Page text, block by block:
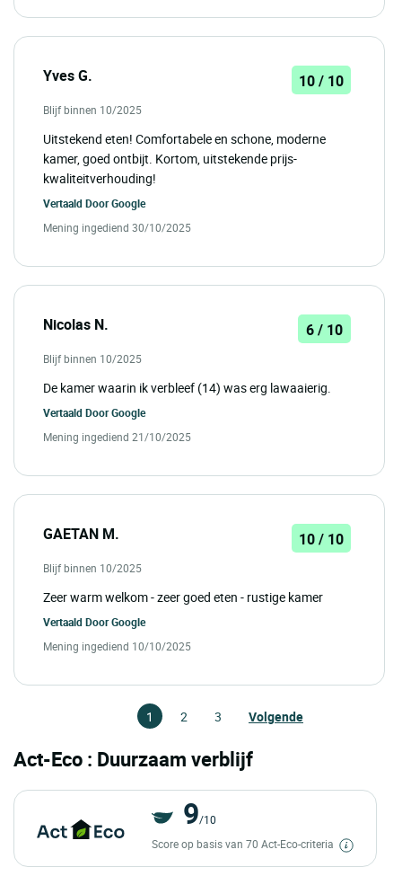
Yves G. 10 / 10
Blijf binnen 10/2025
Uitstekend eten! Comfortabele en schone, moderne
kamer, goed ontbijt. Kortom, uitstekende prijs-
kwaliteitverhouding!
Vertaald DoorGoogle
Mening ingediend 30/10/2025
Nicolas N. 6 / 10
Blijf binnen 10/2025
De kamer waarin ik verbleef (14) was erg lawaaierig.
Vertaald DoorGoogle
Mening ingediend 21/10/2025
GAETAN M. 10 / 10
Blijf binnen 10/2025
Zeer warm welkom - zeer goed eten - rustige kamer
Vertaald DoorGoogle
Mening ingediend 10/10/2025
1 2 3 Volgende
Act-Eco : Duurzaam verblijf
9/10
Score op basis van 70 Act-Eco-criteria